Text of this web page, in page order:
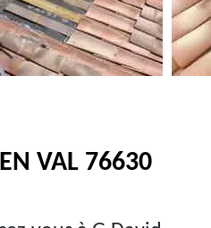
VAL 76630